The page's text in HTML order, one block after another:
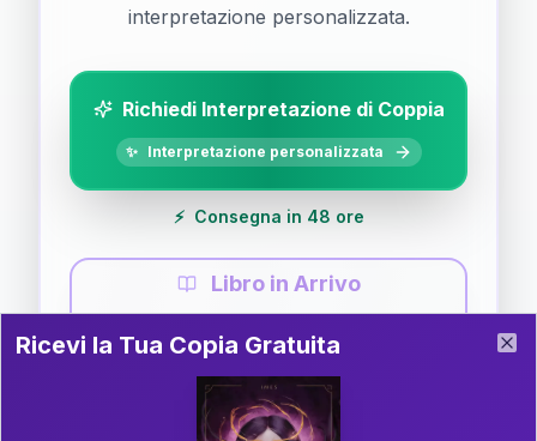
interpretazione personalizzata.
Richiedi Interpretazione di Coppia
✨ Interpretazione personalizzata
⚡ Consegna in 48 ore
Libro in Arrivo
Guida completa di Coppia
Il libro è in fase di scrittura. Iscriviti alla newsletter
per ricevere aggiornamenti!
Ricevi la Tua Copia Gratuita del Libro
Ricevi la Tua Copia Gratuita